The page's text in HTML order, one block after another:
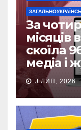
За
місяців
скоїла
медіа і
J ЛИП, 2026